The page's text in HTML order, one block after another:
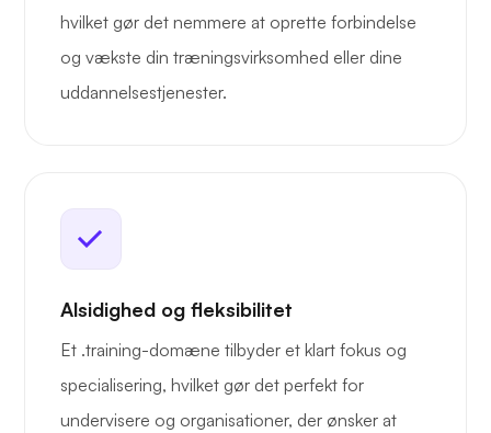
hvilket gør det nemmere at oprette forbindelse
og vækste din træningsvirksomhed eller dine
uddannelsestjenester.
Alsidighed og fleksibilitet
Et .training-domæne tilbyder et klart fokus og
specialisering, hvilket gør det perfekt for
undervisere og organisationer, der ønsker at